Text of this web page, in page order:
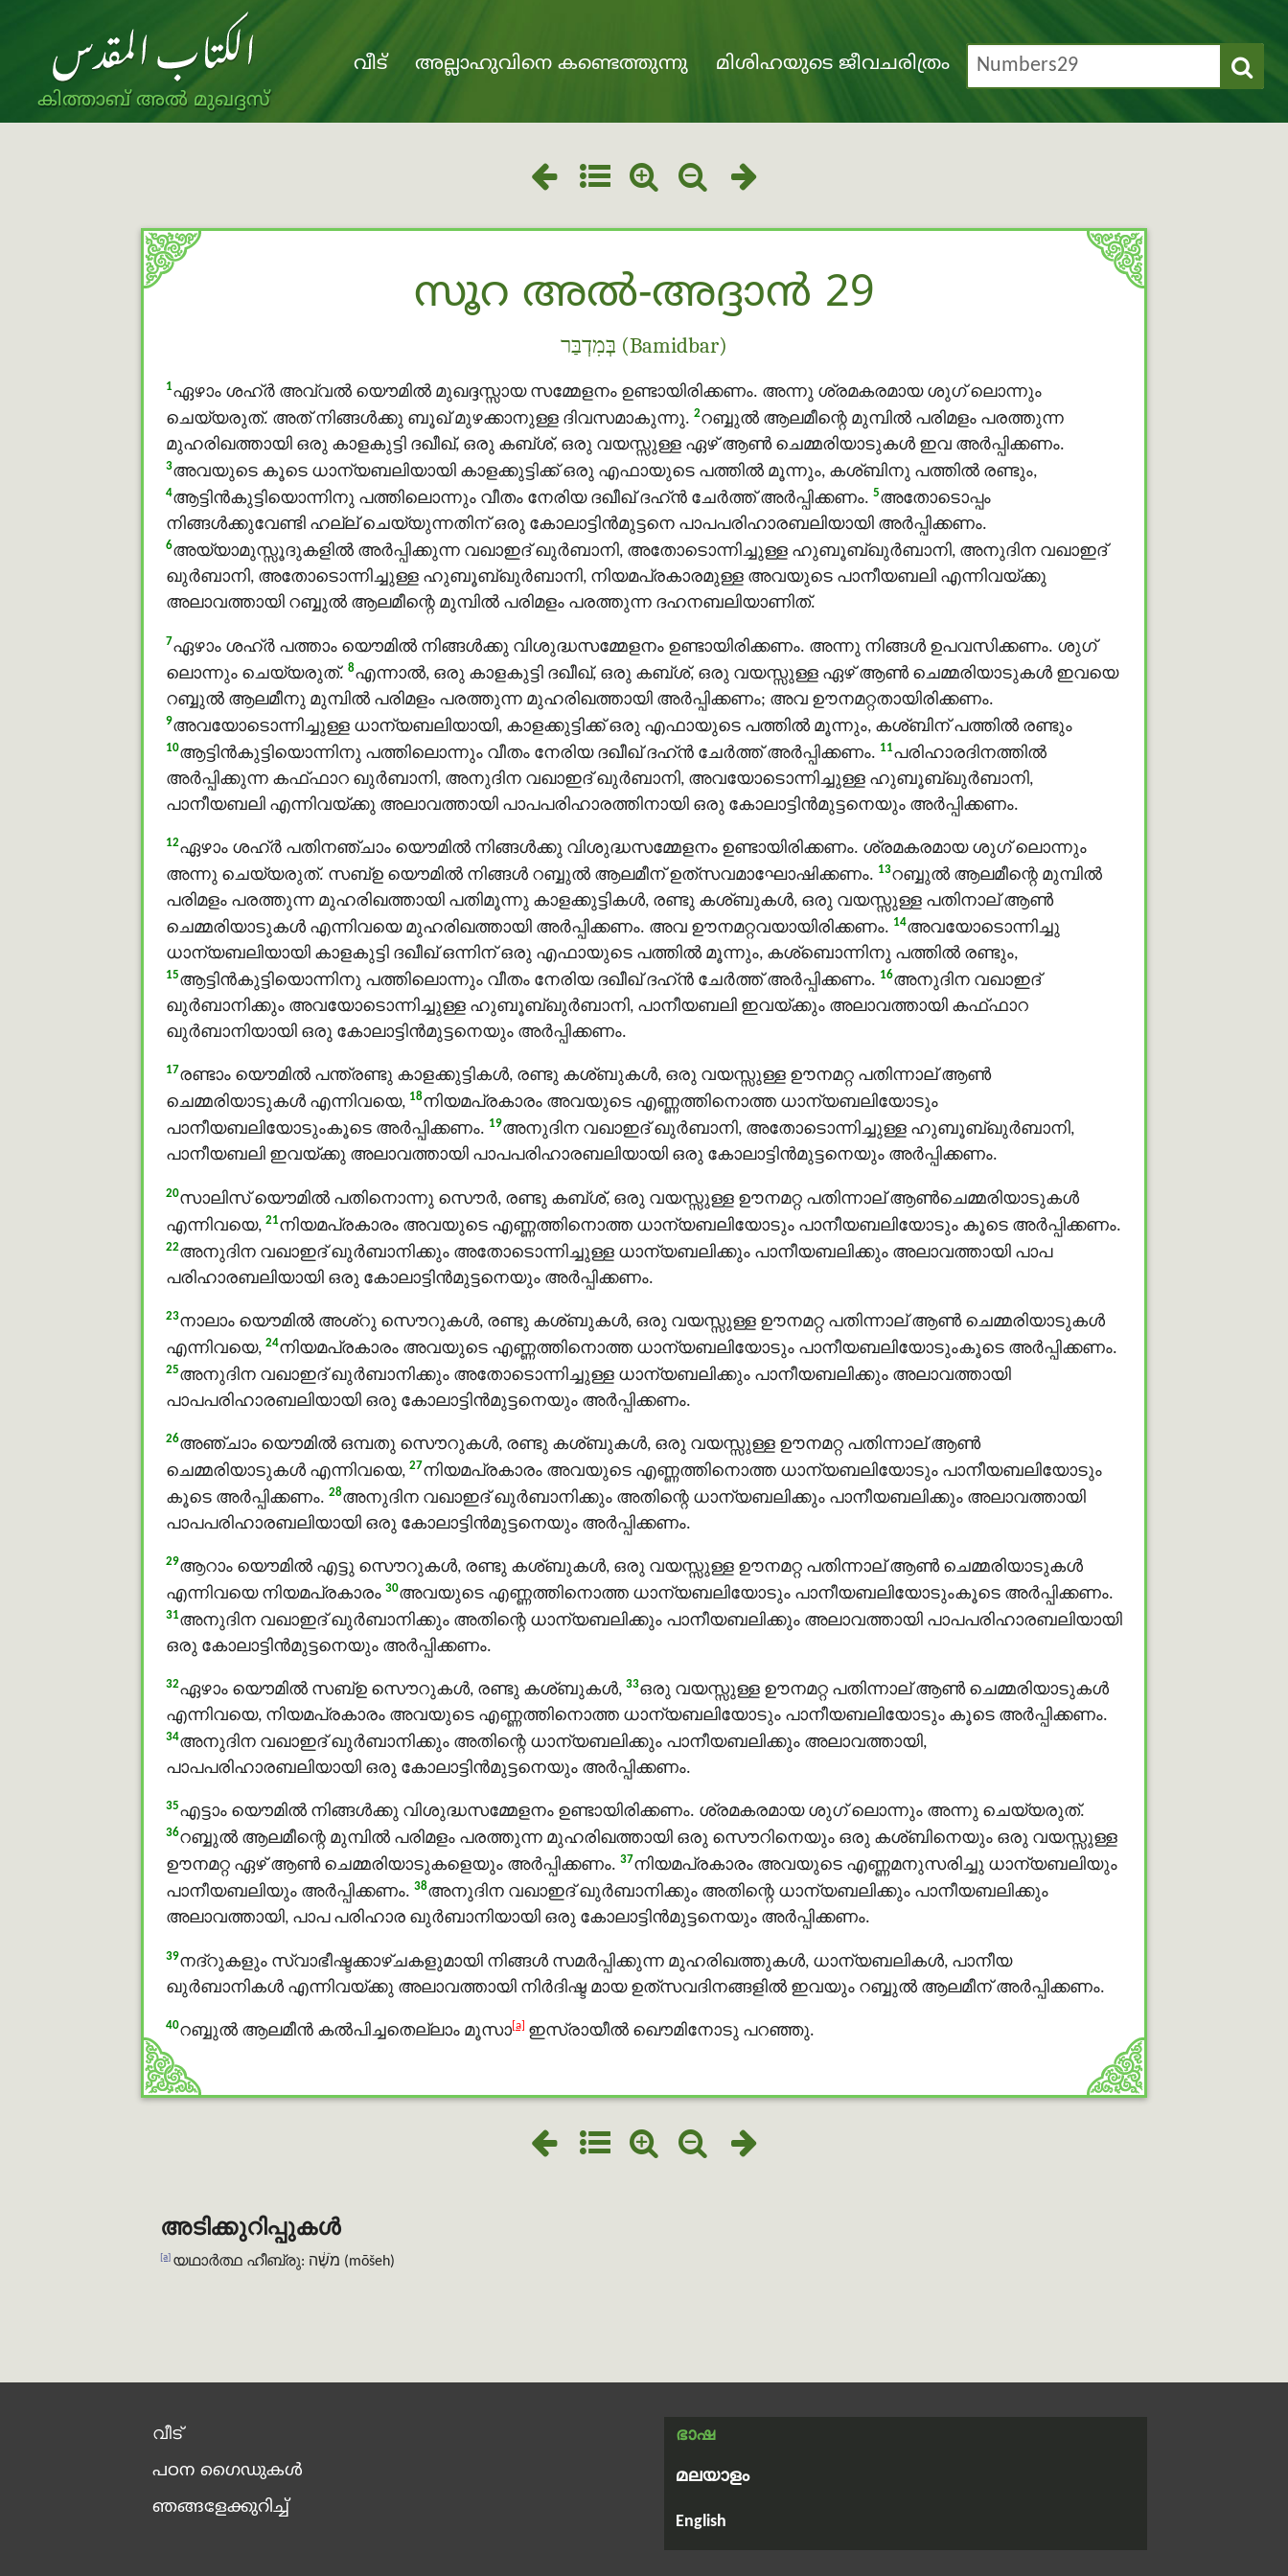
കിത്താബ് അൽ മുഖദ്ദസ്
വീട് അല്ലാഹുവിനെ കണ്ടെത്തുന്നു മിശിഹയുടെ ജീവചരിത്രം
സൂറ അൽ-അദ്ദാൻ 29
בְּמִדְבַּר (Bamidbar)
1ഏഴാം ശഹ്ർ അവ്വൽ യൌമിൽ മുഖദ്ദസ്സായ സമ്മേളനം ഉണ്ടായിരിക്കണം. അന്നു ശ്രമകരമായ ശുഗ് ലൊന്നും
ചെയ്യരുത്. അത് നിങ്ങള്‍ക്കു ബൂഖ് മുഴക്കാനുള്ള ദിവസമാകുന്നു. 2റബ്ബുൽ ആലമീന്റെ മുമ്പില്‍ പരിമളം പരത്തുന്ന
മുഹരിഖത്തായി ഒരു കാളകുട്ടി ദഖീഖ്, ഒരു കബ്ശ്, ഒരു വയസ്സുള്ള ഏഴ് ആണ്‍ ചെമ്മരിയാടുകള്‍ ഇവ അര്‍പ്പിക്കണം.
3അവയുടെ കൂടെ ധാന്യബലിയായി കാളക്കുട്ടിക്ക് ഒരു എഫായുടെ പത്തില്‍ മൂന്നും, കശ്ബിനു പത്തില്‍ രണ്ടും,
4ആട്ടിന്‍കുട്ടിയൊന്നിനു പത്തിലൊന്നും വീതം നേരിയ ദഖീഖ് ദഹ്ൻ ചേര്‍ത്ത് അര്‍പ്പിക്കണം. 5അതോടൊപ്പം
നിങ്ങള്‍ക്കുവേണ്ടി ഹല്ല് ചെയ്യുന്നതിന് ഒരു കോലാട്ടിന്‍മുട്ടനെ പാപപരിഹാരബലിയായി അര്‍പ്പിക്കണം.
6അയ്യാമുസ്സൂദുകളില്‍ അര്‍പ്പിക്കുന്ന വഖാഇദ് ഖുർബാനി, അതോടൊന്നിച്ചുള്ള ഹുബൂബ്ഖുർബാനി, അനുദിന വഖാഇദ്
ഖുർബാനി, അതോടൊന്നിച്ചുള്ള ഹുബൂബ്ഖുർബാനി, നിയമപ്രകാരമുള്ള അവയുടെ പാനീയബലി എന്നിവയ്ക്കു
അലാവത്തായി റബ്ബുൽ ആലമീന്റെ മുമ്പില്‍ പരിമളം പരത്തുന്ന ദഹനബലിയാണിത്.
7ഏഴാം ശഹ്ർ പത്താം യൌമിൽ നിങ്ങള്‍ക്കു വിശുദ്ധസമ്മേളനം ഉണ്ടായിരിക്കണം. അന്നു നിങ്ങള്‍ ഉപവസിക്കണം. ശുഗ്
ലൊന്നും ചെയ്യരുത്. 8എന്നാല്‍, ഒരു കാളകുട്ടി ദഖീഖ്, ഒരു കബ്ശ്, ഒരു വയസ്സുള്ള ഏഴ് ആണ്‍ ചെമ്മരിയാടുകള്‍ ഇവയെ
റബ്ബുൽ ആലമീനു മുമ്പില്‍ പരിമളം പരത്തുന്ന മുഹരിഖത്തായി അര്‍പ്പിക്കണം; അവ ഊനമറ്റതായിരിക്കണം.
9അവയോടൊന്നിച്ചുള്ള ധാന്യബലിയായി, കാളക്കുട്ടിക്ക് ഒരു എഫായുടെ പത്തില്‍ മൂന്നും, കശ്ബിന് പത്തില്‍ രണ്ടും
10ആട്ടിന്‍കുട്ടിയൊന്നിനു പത്തിലൊന്നും വീതം നേരിയ ദഖീഖ് ദഹ്ൻ ചേര്‍ത്ത് അര്‍പ്പിക്കണം. 11പരിഹാരദിനത്തില്‍
അര്‍പ്പിക്കുന്ന കഫ്ഫാറ ഖുർബാനി, അനുദിന വഖാഇദ് ഖുർബാനി, അവയോടൊന്നിച്ചുള്ള ഹുബൂബ്ഖുർബാനി,
പാനീയബലി എന്നിവയ്ക്കു അലാവത്തായി പാപപരിഹാരത്തിനായി ഒരു കോലാട്ടിന്‍മുട്ടനെയും അര്‍പ്പിക്കണം.
12ഏഴാം ശഹ്ർ പതിനഞ്ചാം യൌമിൽ നിങ്ങള്‍ക്കു വിശുദ്ധസമ്മേളനം ഉണ്ടായിരിക്കണം. ശ്രമകരമായ ശുഗ് ലൊന്നും
അന്നു ചെയ്യരുത്. സബ്ഉ യൌമിൽ നിങ്ങള്‍ റബ്ബുൽ ആലമീന് ഉത്‌സവമാഘോഷിക്കണം. 13റബ്ബുൽ ആലമീന്റെ മുമ്പില്‍
പരിമളം പരത്തുന്ന മുഹരിഖത്തായി പതിമൂന്നു കാളക്കുട്ടികള്‍, രണ്ടു കശ്ബുകള്‍, ഒരു വയസ്സുള്ള പതിനാല് ആണ്‍
ചെമ്മരിയാടുകള്‍ എന്നിവയെ മുഹരിഖത്തായി അര്‍പ്പിക്കണം. അവ ഊനമറ്റവയായിരിക്കണം. 14അവയോടൊന്നിച്ചു
ധാന്യബലിയായി കാളകുട്ടി ദഖീഖ് ഒന്നിന് ഒരു എഫായുടെ പത്തില്‍ മൂന്നും, കശ്ബൊന്നിനു പത്തില്‍ രണ്ടും,
15ആട്ടിന്‍കുട്ടിയൊന്നിനു പത്തിലൊന്നും വീതം നേരിയ ദഖീഖ് ദഹ്ൻ ചേര്‍ത്ത് അര്‍പ്പിക്കണം. 16അനുദിന വഖാഇദ്
ഖുർബാനിക്കും അവയോടൊന്നിച്ചുള്ള ഹുബൂബ്ഖുർബാനി, പാനീയബലി ഇവയ്ക്കും അലാവത്തായി കഫ്ഫാറ
ഖുർബാനിയായി ഒരു കോലാട്ടിന്‍മുട്ടനെയും അര്‍പ്പിക്കണം.
17രണ്ടാം യൌമിൽ പന്ത്രണ്ടു കാളക്കുട്ടികള്‍, രണ്ടു കശ്ബുകള്‍, ഒരു വയസ്സുള്ള ഊനമറ്റ പതിന്നാല് ആണ്‍
ചെമ്മരിയാടുകള്‍ എന്നിവയെ, 18നിയമപ്രകാരം അവയുടെ എണ്ണത്തിനൊത്ത ധാന്യബലിയോടും
പാനീയബലിയോടുംകൂടെ അര്‍പ്പിക്കണം. 19അനുദിന വഖാഇദ് ഖുർബാനി, അതോടൊന്നിച്ചുള്ള ഹുബൂബ്ഖുർബാനി,
പാനീയബലി ഇവയ്ക്കു അലാവത്തായി പാപപരിഹാരബലിയായി ഒരു കോലാട്ടിന്‍മുട്ടനെയും അര്‍പ്പിക്കണം.
20സാലിസ് യൌമിൽ പതിനൊന്നു സൌർ, രണ്ടു കബ്ശ്, ഒരു വയസ്സുള്ള ഊനമറ്റ പതിന്നാല് ആണ്‍ചെമ്മരിയാടുകള്‍
എന്നിവയെ, 21നിയമപ്രകാരം അവയുടെ എണ്ണത്തിനൊത്ത ധാന്യബലിയോടും പാനീയബലിയോടും കൂടെ അര്‍പ്പിക്കണം.
22അനുദിന വഖാഇദ് ഖുർബാനിക്കും അതോടൊന്നിച്ചുള്ള ധാന്യബലിക്കും പാനീയബലിക്കും അലാവത്തായി പാപ
പരിഹാരബലിയായി ഒരു കോലാട്ടിന്‍മുട്ടനെയും അര്‍പ്പിക്കണം.
23നാലാം യൌമിൽ അശ്റു സൌറുകള്‍, രണ്ടു കശ്ബുകള്‍, ഒരു വയസ്സുള്ള ഊനമറ്റ പതിന്നാല് ആണ്‍ ചെമ്മരിയാടുകള്‍
എന്നിവയെ, 24നിയമപ്രകാരം അവയുടെ എണ്ണത്തിനൊത്ത ധാന്യബലിയോടും പാനീയബലിയോടുംകൂടെ അര്‍പ്പിക്കണം.
25അനുദിന വഖാഇദ് ഖുർബാനിക്കും അതോടൊന്നിച്ചുള്ള ധാന്യബലിക്കും പാനീയബലിക്കും അലാവത്തായി
പാപപരിഹാരബലിയായി ഒരു കോലാട്ടിന്‍മുട്ടനെയും അര്‍പ്പിക്കണം.
26അഞ്ചാം യൌമിൽ ഒമ്പതു സൌറുകള്‍, രണ്ടു കശ്ബുകള്‍, ഒരു വയസ്സുള്ള ഊനമറ്റ പതിന്നാല് ആണ്‍
ചെമ്മരിയാടുകള്‍ എന്നിവയെ, 27നിയമപ്രകാരം അവയുടെ എണ്ണത്തിനൊത്ത ധാന്യബലിയോടും പാനീയബലിയോടും
കൂടെ അര്‍പ്പിക്കണം. 28അനുദിന വഖാഇദ് ഖുർബാനിക്കും അതിന്റെ ധാന്യബലിക്കും പാനീയബലിക്കും അലാവത്തായി
പാപപരിഹാരബലിയായി ഒരു കോലാട്ടിന്‍മുട്ടനെയും അര്‍പ്പിക്കണം.
29ആറാം യൌമിൽ എട്ടു സൌറുകള്‍, രണ്ടു കശ്ബുകള്‍, ഒരു വയസ്സുള്ള ഊനമറ്റ പതിന്നാല് ആണ്‍ ചെമ്മരിയാടുകള്‍
എന്നിവയെ നിയമപ്രകാരം 30അവയുടെ എണ്ണത്തിനൊത്ത ധാന്യബലിയോടും പാനീയബലിയോടുംകൂടെ അര്‍പ്പിക്കണം.
31അനുദിന വഖാഇദ് ഖുർബാനിക്കും അതിന്റെ ധാന്യബലിക്കും പാനീയബലിക്കും അലാവത്തായി പാപപരിഹാരബലിയായി
ഒരു കോലാട്ടിന്‍മുട്ടനെയും അര്‍പ്പിക്കണം.
32ഏഴാം യൌമിൽ സബ്ഉ സൌറുകള്‍, രണ്ടു കശ്ബുകള്‍, 33ഒരു വയസ്സുള്ള ഊനമറ്റ പതിന്നാല് ആണ്‍ ചെമ്മരിയാടുകള്‍
എന്നിവയെ, നിയമപ്രകാരം അവയുടെ എണ്ണത്തിനൊത്ത ധാന്യബലിയോടും പാനീയബലിയോടും കൂടെ അര്‍പ്പിക്കണം.
34അനുദിന വഖാഇദ് ഖുർബാനിക്കും അതിന്റെ ധാന്യബലിക്കും പാനീയബലിക്കും അലാവത്തായി,
പാപപരിഹാരബലിയായി ഒരു കോലാട്ടിന്‍മുട്ടനെയും അര്‍പ്പിക്കണം.
35എട്ടാം യൌമിൽ നിങ്ങള്‍ക്കു വിശുദ്ധസമ്മേളനം ഉണ്ടായിരിക്കണം. ശ്രമകരമായ ശുഗ് ലൊന്നും അന്നു ചെയ്യരുത്.
36റബ്ബുൽ ആലമീന്റെ മുമ്പില്‍ പരിമളം പരത്തുന്ന മുഹരിഖത്തായി ഒരു സൌറിനെയും ഒരു കശ്ബിനെയും ഒരു വയസ്സുള്ള
ഊനമറ്റ ഏഴ് ആണ്‍ ചെമ്മരിയാടുകളെയും അര്‍പ്പിക്കണം. 37നിയമപ്രകാരം അവയുടെ എണ്ണമനുസരിച്ചു ധാന്യബലിയും
പാനീയബലിയും അര്‍പ്പിക്കണം. 38അനുദിന വഖാഇദ് ഖുർബാനിക്കും അതിന്റെ ധാന്യബലിക്കും പാനീയബലിക്കും
അലാവത്തായി, പാപ പരിഹാര ഖുർബാനിയായി ഒരു കോലാട്ടിന്‍മുട്ടനെയും അര്‍പ്പിക്കണം.
39നദ്റുകളും സ്വാഭീഷ്ടക്കാഴ്ചകളുമായി നിങ്ങള്‍ സമര്‍പ്പിക്കുന്ന മുഹരിഖത്തുകള്‍, ധാന്യബലികള്‍, പാനീയ
ഖുർബാനികള്‍ എന്നിവയ്ക്കു അലാവത്തായി നിര്‍ദിഷ്ട മായ ഉത്‌സവദിനങ്ങളില്‍ ഇവയും റബ്ബുൽ ആലമീന് അര്‍പ്പിക്കണം.
40റബ്ബുൽ ആലമീൻ കല്‍പിച്ചതെല്ലാം മൂസാ[a] ഇസ്രായീല്‍ ഖൌമിനോടു പറഞ്ഞു.
അടിക്കുറിപ്പുകൾ
[a] യഥാർത്ഥ ഹീബ്രു: מֹשֶׁ֔ה (mōšeh)
വീട്
പഠന ഗൈഡുകൾ
ഞങ്ങളേക്കുറിച്ച്
ഭാഷ
മലയാളം
English